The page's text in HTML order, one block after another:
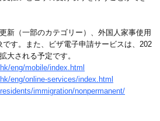
新（一部のカテゴリー）、外国人家事使用
す。また、ビザ電子申請サービスは、202
大される予定です。
eng/mobile/index.html
eng/online-services/index.html
immigration/nonpermanent/